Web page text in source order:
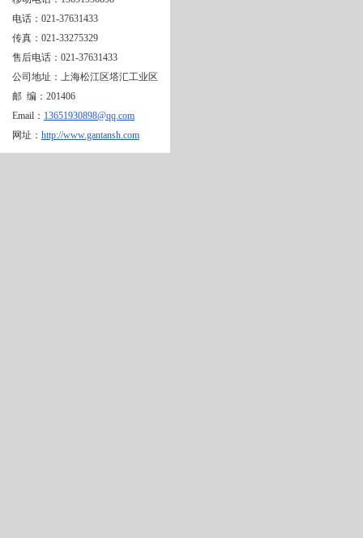
电话：021-37631433
传真：021-33275329
售后电话：021-37631433
公司地址：上海松江区塔汇工业区
邮 编：201406
Email： 13651930898@qq.com
网址： http://www.gantansh.com